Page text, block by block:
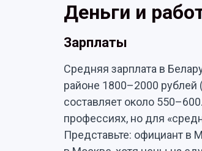
Деньги и
Зарплаты
Средняя зарплата в
районе 1800–2000 рублей
составляет около
профессиях, но для
Представьте: официант в